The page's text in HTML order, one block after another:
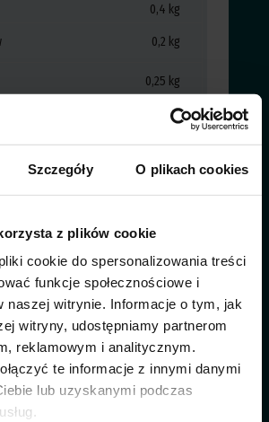
Szczegóły O plikach cookies
z plików cookie
cookie do spersonalizowania treści
funkcje społecznościowe i
naszej witrynie. Informacje o tym, jak
witryny, udostępniamy partnerom
reklamowym i analitycznym.
te informacje z innymi danymi
lub uzyskanymi podczas
0,4 kg
0,2 kg
0,25 kg
0,2 kg
0,1 kg
0,05 kg
0,015 kg
0,1 kg